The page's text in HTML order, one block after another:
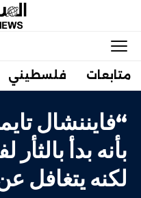
متابعات فلسطيني
“فايننشال
لكنه يتغافل